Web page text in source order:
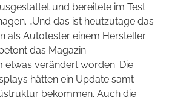
und bereitete im Test
„Und das ist heutzutage das
als Autotester einem Hersteller
das Magazin.
etwas verändert worden. Die
hätten ein Update samt
bekommen. Auch die